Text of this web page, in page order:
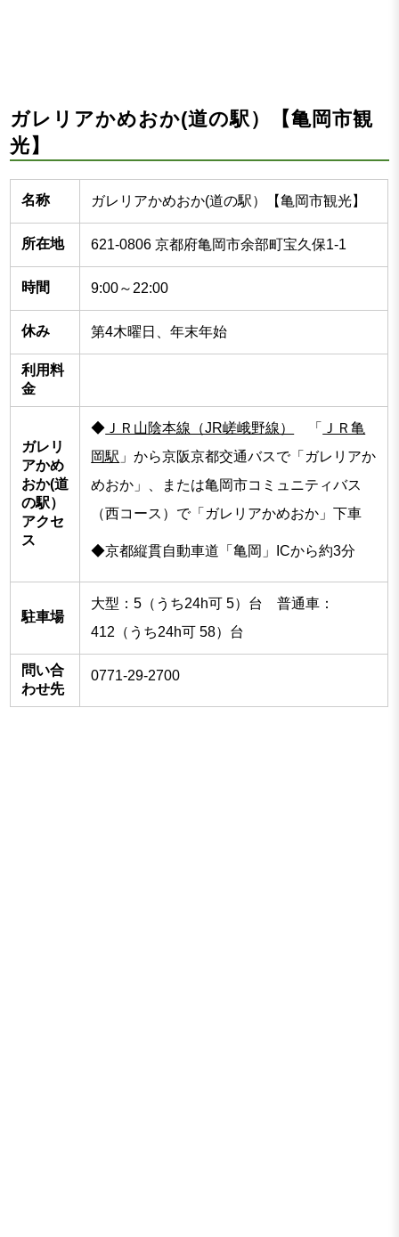
ガレリアかめおか(道の駅）【亀岡市観
光】
名称 ガレリアかめおか(道の駅）【亀岡市観光】
所在地 621-0806 京都府亀岡市余部町宝久保1-1
時間 9:00～22:00
休み 第4木曜日、年末年始
利用料
金
ガレリ
アかめ
おか(道
の駅）
アクセ
ス
◆ ＪＲ山陰本線（JR嵯峨野線） 「
ＪＲ亀
岡駅 」から京阪京都交通バスで「ガレリアか
めおか」、または亀岡市コミュニティバス
（西コース）で「ガレリアかめおか」下車
◆京都縦貫自動車道「亀岡」ICから約3分
駐車場
大型：5（うち24h可 5）台 普通車：
412（うち24h可 58）台
問い合
わせ先
0771-29-2700